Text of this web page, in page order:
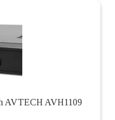
AVTECH AVH1109